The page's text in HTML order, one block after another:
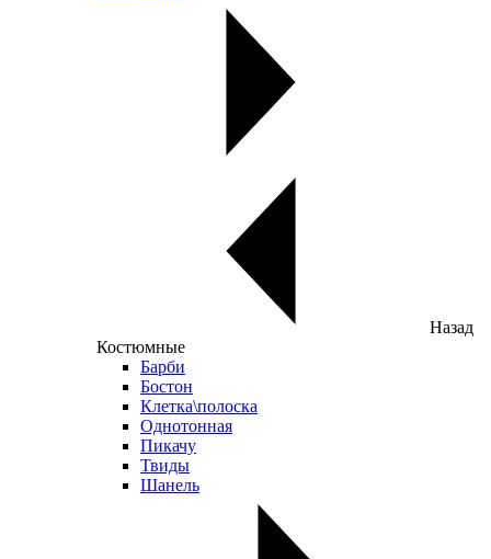
Назад
Костюмные
Барби
Бостон
Клетка\полоска
Однотонная
Пикачу
Твиды
Шанель